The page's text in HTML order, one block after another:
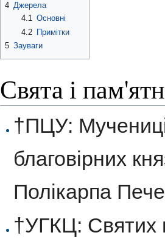
4 Джерела
4.1 Основні
4.2 Примітки
5 Зауваги
Свята і
†ПЦУ:
благовірних
Полікарпа
†УГКЦ: Святих